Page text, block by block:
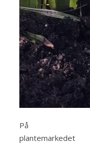
På
plantemarkedet